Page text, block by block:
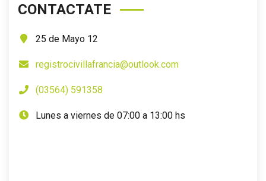
CONTACTATE
25 de Mayo 12
registrocivillafrancia@outlook.com
(03564) 591358
Lunes a viernes de 07:00 a 13:00 hs